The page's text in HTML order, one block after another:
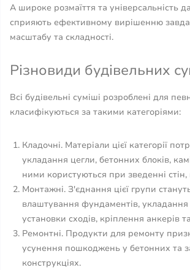
А широке розмаїття та універсальність
сприяють ефективному вирішенню
масштабу та складності.
Різновиди будівельних
Всі будівельні суміші розроблені для
класифікуються за такими категоріями:
Кладочні. Матеріали цієї категорії
укладання цегли, бетонних блоків,
ними користуються при зведенні
Монтажні. З'єднання цієї групи
влаштування фундаментів, укладання
установки сходів, кріплення анкерів
Ремонтні. Продукти для ремонту
усунення пошкоджень у бетонних та
конструкціях.